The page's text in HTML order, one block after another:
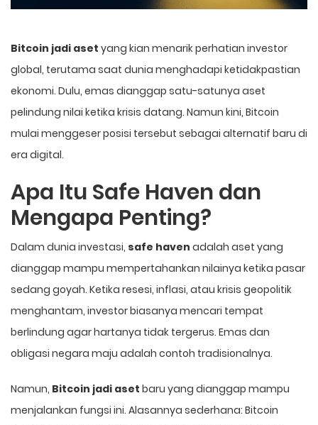
Bitcoin jadi aset yang kian menarik perhatian investor
global, terutama saat dunia menghadapi ketidakpastian
ekonomi. Dulu, emas dianggap satu-satunya aset
pelindung nilai ketika krisis datang. Namun kini, Bitcoin
mulai menggeser posisi tersebut sebagai alternatif baru di
era digital.
Apa Itu Safe Haven dan
Mengapa Penting?
Dalam dunia investasi, safe haven adalah aset yang
dianggap mampu mempertahankan nilainya ketika pasar
sedang goyah. Ketika resesi, inflasi, atau krisis geopolitik
menghantam, investor biasanya mencari tempat
berlindung agar hartanya tidak tergerus. Emas dan
obligasi negara maju adalah contoh tradisionalnya.
Namun, Bitcoin jadi aset baru yang dianggap mampu
menjalankan fungsi ini. Alasannya sederhana: Bitcoin